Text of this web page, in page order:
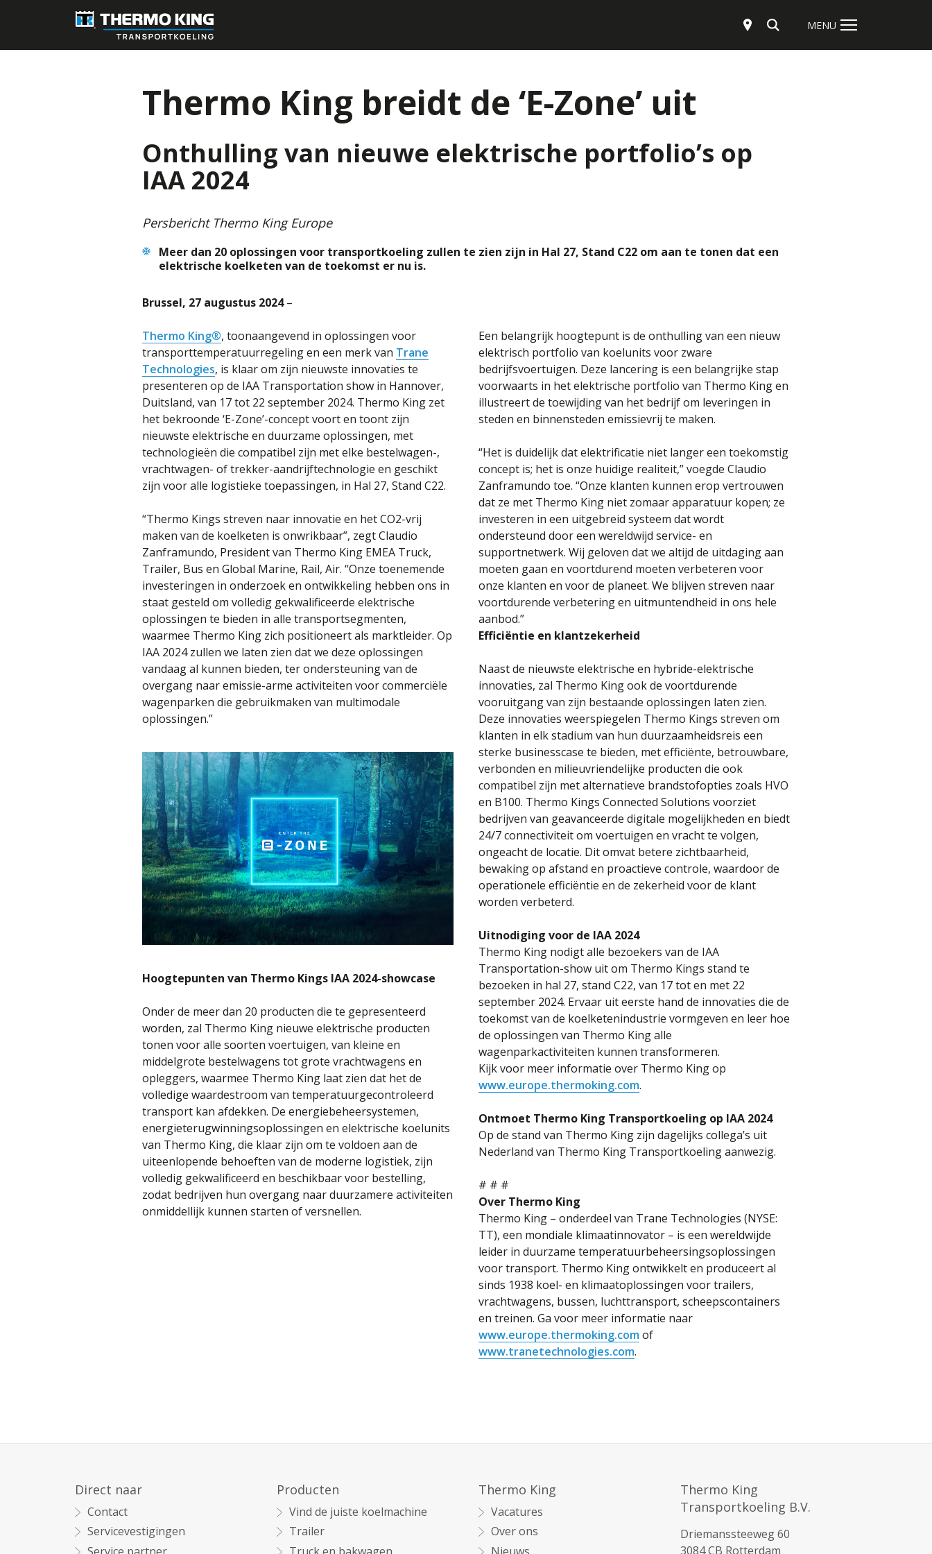
MENU
Thermo King breidt de ‘E-Zone’ uit
Onthulling van nieuwe elektrische portfolio’s op
IAA 2024
Persbericht Thermo King Europe
Meer dan 20 oplossingen voor transportkoeling zullen te zien zijn in Hal 27, Stand C22 om aan te tonen dat een
elektrische koelketen van de toekomst er nu is.
Brussel, 27 augustus 2024–
Thermo King®, toonaangevend in oplossingen voor
transporttemperatuurregeling en een merk van Trane
Technologies, is klaar om zijn nieuwste innovaties te
presenteren op de IAA Transportation show in Hannover,
Duitsland, van 17 tot 22 september 2024. Thermo King zet
het bekroonde ‘E-Zone’-concept voort en toont zijn
nieuwste elektrische en duurzame oplossingen, met
technologieën die compatibel zijn met elke bestelwagen-,
vrachtwagen- of trekker-aandrijftechnologie en geschikt
zijn voor alle logistieke toepassingen, in Hal 27, Stand C22.
“Thermo Kings streven naar innovatie en het CO2-vrij
maken van de koelketen is onwrikbaar”, zegt Claudio
Zanframundo, President van Thermo King EMEA Truck,
Trailer, Bus en Global Marine, Rail, Air. “Onze toenemende
investeringen in onderzoek en ontwikkeling hebben ons in
staat gesteld om volledig gekwalificeerde elektrische
oplossingen te bieden in alle transportsegmenten,
waarmee Thermo King zich positioneert als marktleider. Op
IAA 2024 zullen we laten zien dat we deze oplossingen
vandaag al kunnen bieden, ter ondersteuning van de
overgang naar emissie-arme activiteiten voor commerciële
wagenparken die gebruikmaken van multimodale
oplossingen.”
Hoogtepunten van Thermo Kings IAA 2024-showcase
Onder de meer dan 20 producten die te gepresenteerd
worden, zal Thermo King nieuwe elektrische producten
tonen voor alle soorten voertuigen, van kleine en
middelgrote bestelwagens tot grote vrachtwagens en
opleggers, waarmee Thermo King laat zien dat het de
volledige waardestroom van temperatuurgecontroleerd
transport kan afdekken. De energiebeheersystemen,
energieterugwinningsoplossingen en elektrische koelunits
van Thermo King, die klaar zijn om te voldoen aan de
uiteenlopende behoeften van de moderne logistiek, zijn
volledig gekwalificeerd en beschikbaar voor bestelling,
zodat bedrijven hun overgang naar duurzamere activiteiten
onmiddellijk kunnen starten of versnellen.
Een belangrijk hoogtepunt is de onthulling van een nieuw
elektrisch portfolio van koelunits voor zware
bedrijfsvoertuigen. Deze lancering is een belangrijke stap
voorwaarts in het elektrische portfolio van Thermo King en
illustreert de toewijding van het bedrijf om leveringen in
steden en binnensteden emissievrij te maken.
“Het is duidelijk dat elektrificatie niet langer een toekomstig
concept is; het is onze huidige realiteit,” voegde Claudio
Zanframundo toe. “Onze klanten kunnen erop vertrouwen
dat ze met Thermo King niet zomaar apparatuur kopen; ze
investeren in een uitgebreid systeem dat wordt
ondersteund door een wereldwijd service- en
supportnetwerk. Wij geloven dat we altijd de uitdaging aan
moeten gaan en voortdurend moeten verbeteren voor
onze klanten en voor de planeet. We blijven streven naar
voortdurende verbetering en uitmuntendheid in ons hele
aanbod.”
Efficiëntie en klantzekerheid
Naast de nieuwste elektrische en hybride-elektrische
innovaties, zal Thermo King ook de voortdurende
vooruitgang van zijn bestaande oplossingen laten zien.
Deze innovaties weerspiegelen Thermo Kings streven om
klanten in elk stadium van hun duurzaamheidsreis een
sterke businesscase te bieden, met efficiënte, betrouwbare,
verbonden en milieuvriendelijke producten die ook
compatibel zijn met alternatieve brandstofopties zoals HVO
en B100. Thermo Kings Connected Solutions voorziet
bedrijven van geavanceerde digitale mogelijkheden en biedt
24/7 connectiviteit om voertuigen en vracht te volgen,
ongeacht de locatie. Dit omvat betere zichtbaarheid,
bewaking op afstand en proactieve controle, waardoor de
operationele efficiëntie en de zekerheid voor de klant
worden verbeterd.
Uitnodiging voor de IAA 2024
Thermo King nodigt alle bezoekers van de IAA
Transportation-show uit om Thermo Kings stand te
bezoeken in hal 27, stand C22, van 17 tot en met 22
september 2024. Ervaar uit eerste hand de innovaties die de
toekomst van de koelketenindustrie vormgeven en leer hoe
de oplossingen van Thermo King alle
wagenparkactiviteiten kunnen transformeren.
Kijk voor meer informatie over Thermo King op
www.europe.thermoking.com.
Ontmoet Thermo King Transportkoeling op IAA 2024
Op de stand van Thermo King zijn dagelijks collega’s uit
Nederland van Thermo King Transportkoeling aanwezig.
# # #
Over Thermo King
Thermo King – onderdeel van Trane Technologies (NYSE:
TT), een mondiale klimaatinnovator – is een wereldwijde
leider in duurzame temperatuurbeheersingsoplossingen
voor transport. Thermo King ontwikkelt en produceert al
sinds 1938 koel- en klimaatoplossingen voor trailers,
vrachtwagens, bussen, luchttransport, scheepscontainers
en treinen. Ga voor meer informatie naar
www.europe.thermoking.comof
www.tranetechnologies.com.
Direct naar
Contact
Servicevestigingen
Producten
Vind de juiste koelmachine
Trailer
Thermo King
Vacatures
Over ons
Thermo King
Transportkoeling B.V.
Driemanssteeweg 60
3084 CB Rotterdam
Producten
Service